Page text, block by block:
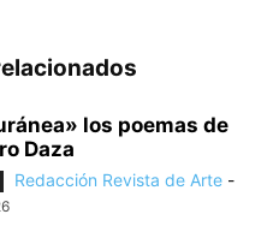
los poemas de
Daza
Redacción Revista de Arte -